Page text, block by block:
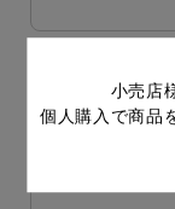
小売店
個人購入で商品
ショッパー
品番
GB289-